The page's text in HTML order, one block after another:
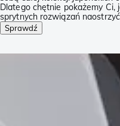
Dlatego chętnie pokażemy
sprytnych rozwiązań
Sprawdź